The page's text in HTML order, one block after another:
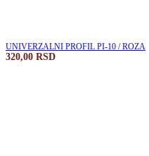
UNIVERZALNI PROFIL PI-10 / ROZA
320,00 RSD